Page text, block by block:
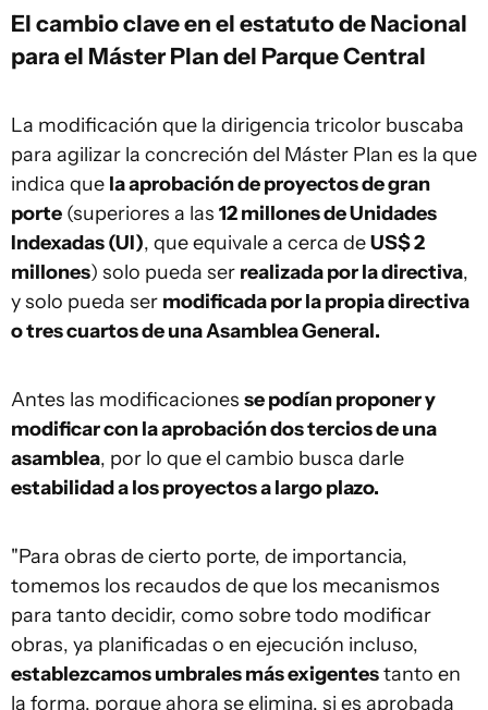
El cambio clave en el estatuto de Nacional
para el Máster Plan del Parque Central
La modificación que la dirigencia tricolor buscaba
para agilizar la concreción del Máster Plan es la que
indica que la aprobación de proyectos de gran
porte (superiores a las 12 millones de Unidades
Indexadas (UI), que equivale a cerca deUS$ 2
millones) solo pueda ser realizada por la directiva,
y solo pueda ser modificada por la propia directiva
o tres cuartos de una Asamblea General.
Antes las modificaciones se podían proponer y
modificar con la aprobación dos tercios de una
asamblea, por lo que el cambio busca darle
estabilidad a los proyectos a largo plazo.
"Para obras de cierto porte, de importancia,
tomemos los recaudos de que los mecanismos
para tanto decidir, como sobre todo modificar
obras, ya planificadas o en ejecución incluso,
establezcamos umbrales más exigentestanto en
la forma, porque ahora se elimina, si es aprobada